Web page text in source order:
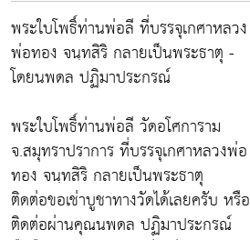
พระใบโพธิ์ท่านพ่อลี ที่บรรจุเกศาหลวง
พ่อทอง จนฺทสิริ กลายเป็นพระธาตุ -
โดยนพดล ปฏิมาประกรณ์
พระใบโพธิ์ท่านพ่อลี วัดอโศการาม
จ.สมุทราปราการ ที่บรรจุเกศาหลวงพ่อ
ทอง จนฺทสิริ กลายเป็นพระธาตุ
ติดต่อขอเช่าบูชาทางวัดได้เลยครับ หรือ
ติดต่อผ่านคุณนพดล ปฏิมาประกรณ์